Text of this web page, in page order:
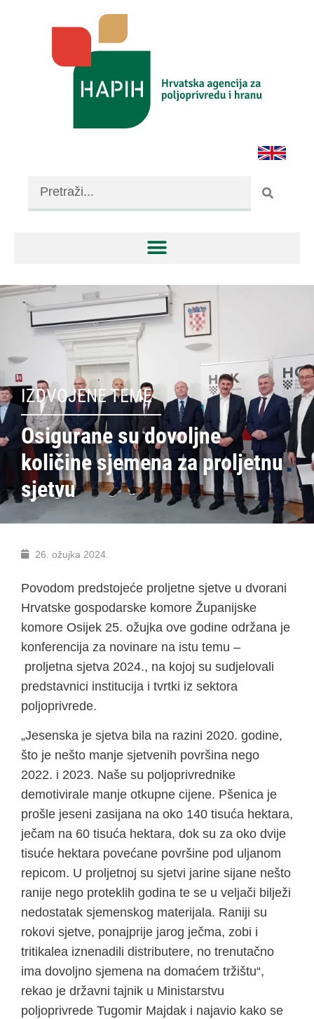
IZDVOJENE TEME
Osigurane su dovoljne
količine sjemena za proljetnu
sjetvu
26. ožujka 2024.
Povodom predstojeće proljetne sjetve u dvorani
Hrvatske gospodarske komore Županijske
komore Osijek 25. ožujka ove godine održana je
konferencija za novinare na istu temu –
proljetna sjetva 2024., na kojoj su sudjelovali
predstavnici institucija i tvrtki iz sektora
poljoprivrede.
„Jesenska je sjetva bila na razini 2020. godine,
što je nešto manje sjetvenih površina nego
2022. i 2023. Naše su poljoprivrednike
demotivirale manje otkupne cijene. Pšenica je
prošle jeseni zasijana na oko 140 tisuća hektara,
ječam na 60 tisuća hektara, dok su za oko dvije
tisuće hektara povećane površine pod uljanom
repicom. U proljetnoj su sjetvi jarine sijane nešto
ranije nego proteklih godina te se u veljači bilježi
nedostatak sjemenskog materijala. Raniji su
rokovi sjetve, ponajprije jarog ječma, zobi i
tritikalea iznenadili distributere, no trenutačno
ima dovoljno sjemena na domaćem tržištu“,
rekao je državni tajnik u Ministarstvu
poljoprivrede Tugomir Majdak i najavio kako se